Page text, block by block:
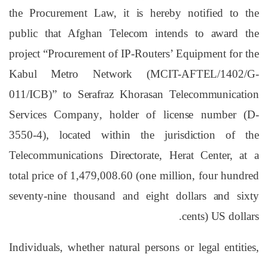
the Procurement Law, it is hereby notified to the
public that Afghan Telecom intends to award the
project “Procurement of IP-Routers’ Equipment for the
Kabul Metro Network (MCIT-AFTEL/1402/G-
011/ICB)” to Serafraz Khorasan Telecommunication
Services Company, holder of license number (D-
3550-4), located within the jurisdiction of the
Telecommunications Directorate, Herat Center,at a
total price of 1,479,008.60 (one million, four hundred
seventy-nine thousand and eight dollars and sixty
cents) US dollars
.
Individuals, whether natural persons or legal entities,